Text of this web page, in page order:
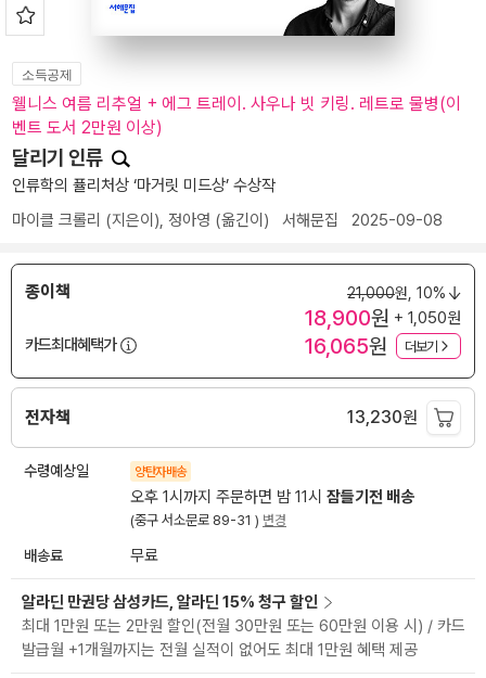
소득공제
웰니스 여름 리추얼 + 에그 트레이. 사우나 빗 키링. 레트로 물병(이
벤트 도서 2만원 이상)
달리기 인류
인류학의 퓰리처상 ‘마거릿 미드상’ 수상작
마이클 크롤리 (지은이), 정아영 (옮긴이) 서해문집 2025-09-08
종이책 21,000원, 10%
18,900원 + 1,050원
카드최대혜택가
16,065원 더보기
전자책 13,230원
수령예상일 양탄자배송
오후 1시까지 주문하면 밤 11시 잠들기전 배송
(중구 서소문로 89-31 ) 변경
배송료 무료
알라딘 만권당 삼성카드, 알라딘 15% 청구 할인
최대 1만원 또는 2만원 할인(전월 30만원 또는 60만원 이용 시) / 카드
발급월 +1개월까지는 전월 실적이 없어도 최대 1만원 혜택 제공